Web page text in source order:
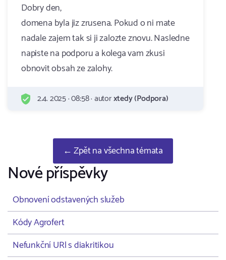
Dobry den,
domena byla jiz zrusena. Pokud o ni mate
nadale zajem tak si ji zalozte znovu. Nasledne
napiste na podporu a kolega vam zkusi
obnovit obsah ze zalohy.
2.4. 2025 · 08:58 · autorxtedy (Podpora)
← Zpět na všechna témata
Nové příspěvky
Obnovení odstavených služeb
Kódy Agrofert
Nefunkční URl s diakritikou